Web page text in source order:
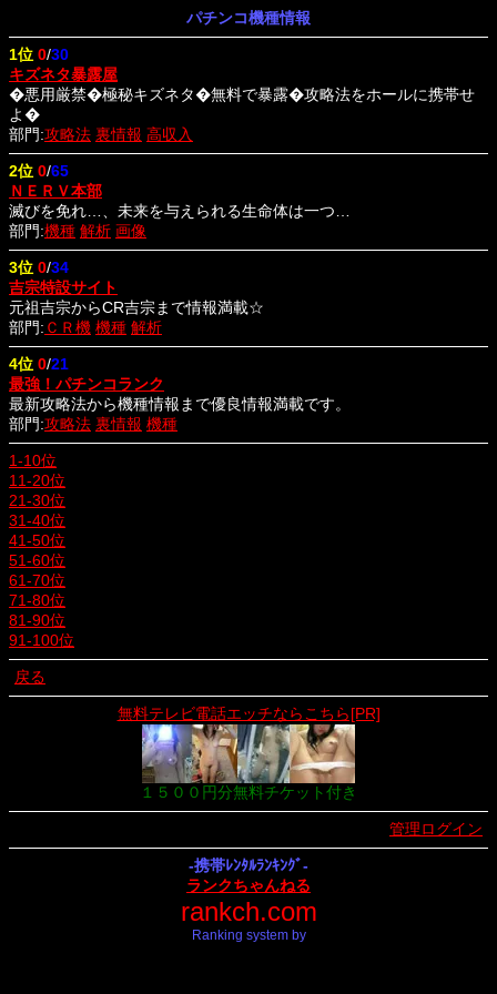
パチンコ機種情報
1位 0/30
キズネタ暴露屋
�悪用厳禁�極秘キズネタ�無料で暴露�攻略法をホールに携帯せ
よ�
部門:攻略法 裏情報 高収入
2位 0/65
ＮＥＲＶ本部
滅びを免れ…、未来を与えられる生命体は一つ…
部門:機種 解析 画像
3位 0/34
吉宗特設サイト
元祖吉宗からCR吉宗まで情報満載☆
部門: ＣＲ機 機種 解析
4位 0/21
最強！パチンコランク
最新攻略法から機種情報まで優良情報満載です。
部門:攻略法 裏情報 機種
1-10位
11-20位
21-30位
31-40位
41-50位
51-60位
61-70位
71-80位
81-90位
91-100位
戻る
無料テレビ電話エッチならこちら[PR]
１５００円分無料チケット付き
管理ログイン
-携帯ﾚﾝﾀﾙﾗﾝｷﾝｸﾞ-
ランクちゃんねる
rankch.com
Ranking system by